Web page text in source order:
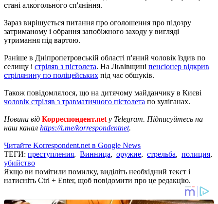
стані алкогольного сп'яніння.
Зараз вирішується питання про оголошення про підозру
затриманому і обрання запобіжного заходу у вигляді
утримання під вартою.
Раніше в Дніпропетровській області п'яний чоловік їздив по
селищу і стріляв з пістолета. На Львівщині пенсіонер відкрив
стрілянину по поліцейських під час обшуків.
Також повідомлялося, що на дитячому майданчику в Києві
чоловік стріляв з травматичного пістолета по хуліганах.
Новини від Корреспондент.net у Telegram. Підписуйтесь на
наш канал https://t.me/korrespondentnet.
Читайте Korrespondent.net в Google News
ТЕГИ: преступления, Винница, оружие, стрельба, полиция,
убийство
Якщо ви помітили помилку, виділіть необхідний текст і
натисніть Ctrl + Enter, щоб повідомити про це редакцію.